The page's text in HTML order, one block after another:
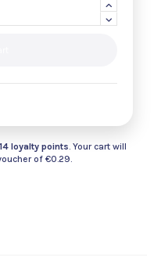
14 loyalty points. Your cart will
of €0.29.